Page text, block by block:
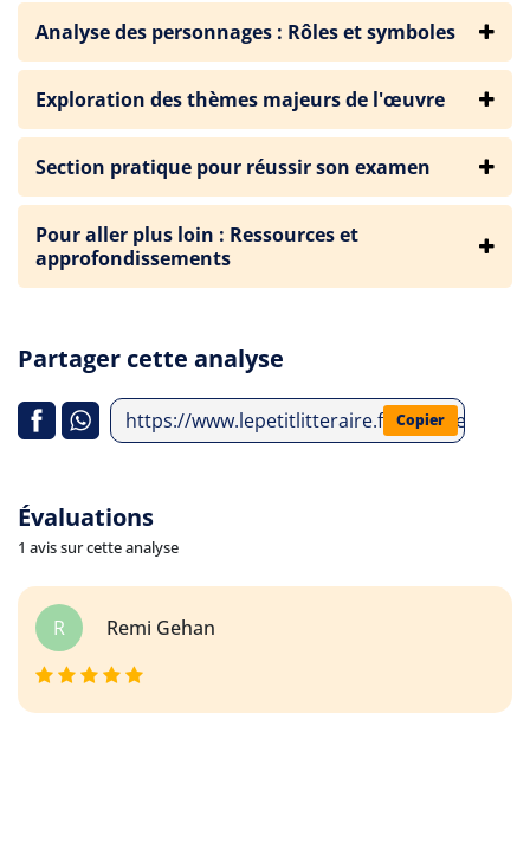
Analyse des personnages : Rôles et symboles
Exploration des thèmes majeurs de l'œuvre
Section pratique pour réussir son examen
Pour aller plus loin : Ressources et
approfondissements
Partager cette analyse
https://www.lepetitlitteraire.fr/analyses-
Copier
Évaluations
1 avis sur cette analyse
R Remi Gehan